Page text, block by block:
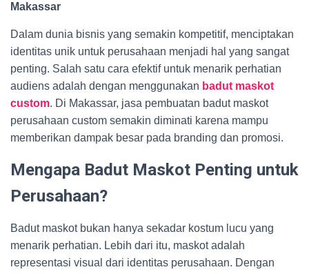
Makassar
Dalam dunia bisnis yang semakin kompetitif, menciptakan
identitas unik untuk perusahaan menjadi hal yang sangat
penting. Salah satu cara efektif untuk menarik perhatian
audiens adalah dengan menggunakan badut maskot
custom. Di Makassar, jasa pembuatan badut maskot
perusahaan custom semakin diminati karena mampu
memberikan dampak besar pada branding dan promosi.
Mengapa Badut Maskot Penting untuk
Perusahaan?
Badut maskot bukan hanya sekadar kostum lucu yang
menarik perhatian. Lebih dari itu, maskot adalah
representasi visual dari identitas perusahaan. Dengan